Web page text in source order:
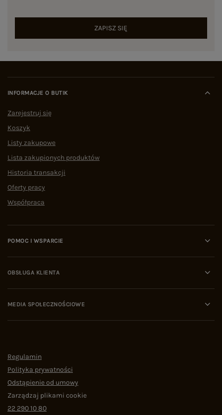
ZAPISZ SIĘ
INFORMACJE O BUTIK
Zarejestruj się
Koszyk
Listy zakupowe
Lista zakupionych produktów
Historia transakcji
Oferty pracy
Współpraca
POMOC I WSPARCIE
OBSŁUGA KLIENTA
MEDIA SPOŁECZNOŚCIOWE
Regulamin
Polityka prywatności
Odstąpienie od umowy
Zarządzaj plikami cookie
22 290 10 80